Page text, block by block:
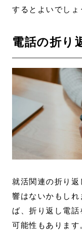
するとよいでしょ
電話の折り
就活関連の折り
響はないかもし
ば、折り返し電
可能性もあります